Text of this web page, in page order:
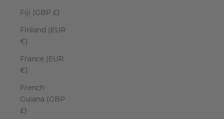
Fiji (GBP £)
Finland (EUR
€)
France (EUR
€)
French
Guiana (GBP
£)